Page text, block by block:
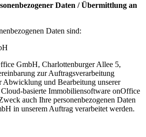
Daten / Übermittlung an
Daten sind:
GmbH, Charlottenburger Allee 5,
zur Auftragsverarbeitung
Abwicklung und Bearbeitung unserer
basierte Immobiliensoftware onOffice
auch Ihre personenbezogenen Daten
in unserem Auftrag verarbeitet werden.